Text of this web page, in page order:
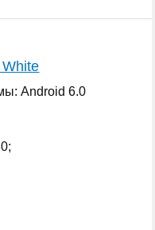
Android 6.0